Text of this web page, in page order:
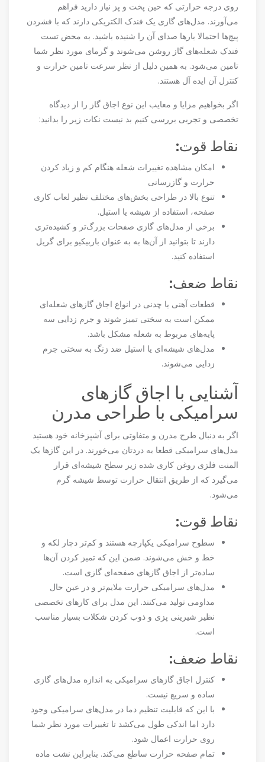
روی درجه حرارتی که حین پخت و پز نیاز دارید فراهم
می‌آورند. مدل‌های گازی یک فندک الکتریکی دارند که با فشردن
پیچ‌ها احتمالا بارها صدای آن را شنیده باشید. به محض تست
فندک شعله‌های گاز روشن می‌شوند و گرمای مورد نظر شما
تامین می‌شود. به همین دلیل از نظر سرعت تامین حرارت و
کنترل آن ایده آل هستند.
اگر بخواهیم مزایا و معایب این نوع اجاق گاز را از دیدگاه
تخصصی و تجربی بررسی کنیم بد نیست نکات زیر را بدانید:
نقاط قوت:
امکان مشاهده تغییرات شعله هنگام کم و زیاد کردن
حرارت و گازرسانی
تنوع بالا در طراحی بخش‌های مختلف نظیر لعاب کاری
صفحه، استفاده از شیشه یا استیل.
برخی از مدل‌های گازی صفحات بزرگ‌تر و کشیده‌تری
دارند تا بتوانید از آن‌ها به به عنوان باربیکیو برای گریل
استفاده کنید.
نقاط ضعف:
قطعات آهنی یا چدنی در انواع اجاق گازهای شعله‌ای
ممکن است به سختی تمیز شوند و جرم زدایی سه
پایه‌های مربوط به شعله مشکل باشد.
مدل‌های شیشه‌ای یا استیل ضد زنگ به سختی جرم
زدایی می‌شوند.
آشنایی با اجاق گازهای
سرامیکی با طراحی مدرن
اگر به دنبال طرح مدرن و متفاوتی برای آشپزخانه خود هستید
مدل‌های سرامیکی قطعا به دردتان می‌خورند. در این گازها یک
المنت فلزی روغن کاری شده زیر سطح شیشه‌ای قرار
می‌گیرد که از طریق انتقال حرارت توسط شیشه گرم
می‌شود.
نقاط قوت:
سطوح سرامیکی یکپارچه هستند و کم‌تر دچار لکه و
خط و خش می‌شوند. ضمن این که تمیز کردن آن‌ها
ساده‌تر از اجاق گازهای صفحه‌ای گازی است.
مدل‌های سرامیکی حرارت ملایم‌تر و در عین حال
مداومی تولید می‌کنند. این مدل برای کارهای تخصصی
نظیر شیرینی پزی و ذوب کردن شکلات بسیار مناسب
است.
نقاط ضعف:
کنترل اجاق گازهای سرامیکی به اندازه مدل‌های گازی
ساده و سریع نیست.
با این که قابلیت تنظیم دما در مدل‌های سرامیکی وجود
دارد اما اندکی طول می‌کشد تا تغییرات مورد نظر شما
روی حرارت اعمال شود.
تمام صفحه حرارت ساطع می‌کند. بنابراین نشت ماده